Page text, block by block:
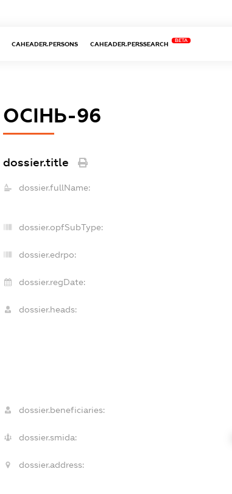
CAHEADER.PERSONS CAHEADER.PERSSEARCH
BETA
ОСІНЬ-96
dossier.title
dossier.fullName:
dossier.opfSubType:
dossier.edrpo:
dossier.regDate:
dossier.heads:
dossier.beneficiaries:
dossier.smida:
dossier.address: